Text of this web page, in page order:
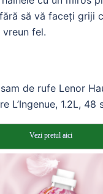
să vă faceți griji
fel.
de rufe Lenor
L’Ingenue, 1.2L, 48
Vezi pretul aici